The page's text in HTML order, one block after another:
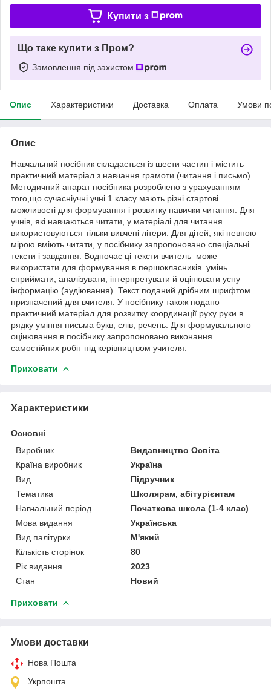
Купити з
Що таке купити з Пром?
Замовлення під захистом
Опис Характеристики Доставка Оплата Умови
Опис
Навчальний посібник складається із шести частин і містить
практичний матеріал з навчання грамоти (читання і письмо).
Методичний апарат посібника розроблено з урахуванням
того,що сучасніучні учні 1 класу мають різні стартові
можливості для формування і розвитку навички читання. Для
учнів, які навчаються читати, у матеріалі для читання
використовуються тільки вивчені літери. Для дітей, які певною
мірою вміють читати, у посібнику запропоновано спеціальні
тексти і завдання. Водночас ці тексти вчитель може
використати для формування в першокласників умінь
сприймати, аналізувати, інтерпретувати й оцінювати усну
інформацію (аудіювання). Текст поданий дрібним шрифтом
призначений для вчителя. У посібнику також подано
практичний матеріал для розвитку координації руху руки в
рядку уміння письма букв, слів, речень. Для формувального
оцінювання в посібнику запропоновано виконання
самостійних робіт під керівництвом учителя.
Приховати
Характеристики
Основні
Виробник
Видавництво Освіта
Країна виробник
Україна
Вид
Підручник
Тематика
Школярам, абітурієнтам
Навчальний період
Початкова школа (1-4 клас)
Мова видання
Українська
Вид палітурки
М'який
Кількість сторінок
80
Рік видання
2023
Стан
Новий
Приховати
Умови доставки
Нова Пошта
Укрпошта